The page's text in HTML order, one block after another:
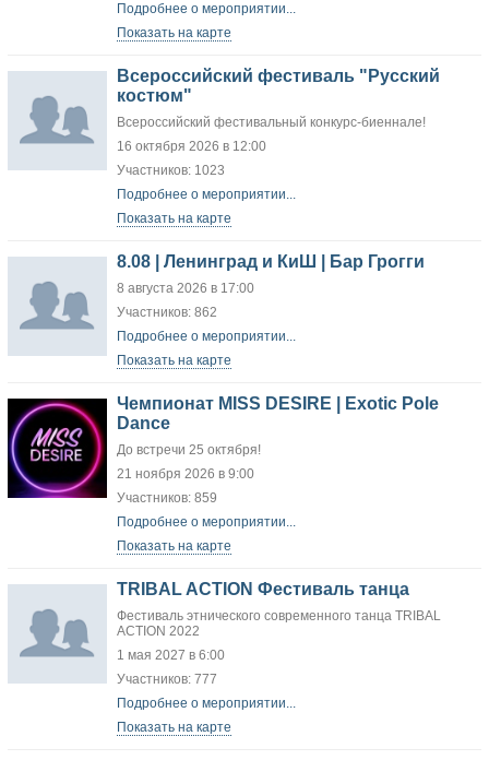
Подробнее о мероприятии...
Показать на карте
Всероссийский фестиваль "Русский
костюм"
Всероссийский фестивальный конкурс-биеннале!
16 октября 2026 в 12:00
Участников: 1023
Подробнее о мероприятии...
Показать на карте
8.08 | Ленинград и КиШ | Бар Грогги
8 августа 2026 в 17:00
Участников: 862
Подробнее о мероприятии...
Показать на карте
Чемпионат MISS DESIRE | Exotic Pole
Dance
До встречи 25 октября!
21 ноября 2026 в 9:00
Участников: 859
Подробнее о мероприятии...
Показать на карте
TRIBAL ACTION Фестиваль танца
Фестиваль этнического современного танца TRIBAL
ACTION 2022
1 мая 2027 в 6:00
Участников: 777
Подробнее о мероприятии...
Показать на карте